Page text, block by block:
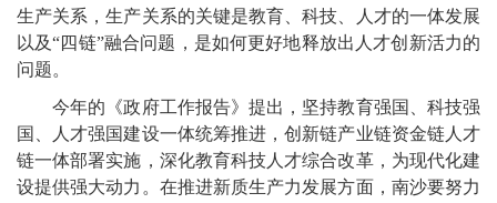
生产关系，生产关系的关键是教育、科技、人才的一体发展
以及“四链”融合问题，是如何更好地释放出人才创新活力的
问题。
今年的《政府工作报告》提出，坚持教育强国、科技强
国、人才强国建设一体统筹推进，创新链产业链资金链人才
链一体部署实施，深化教育科技人才综合改革，为现代化建
设提供强大动力。在推进新质生产力发展方面，南沙要努力